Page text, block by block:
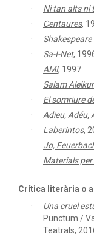
Ni tan alts ni
Centaures,
Sa-I-Net,
AMI, 1997.
Salam
El somriure
Adieu, Adéu,
Laberintos,
Jo,
Materials
Crítica literària o
Una cruel
Punctum /
Teatrals,